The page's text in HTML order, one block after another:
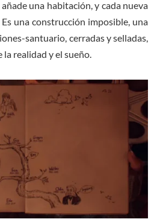
una habitación, y cada nueva
una construcción imposible, una
santuario, cerradas y selladas,
realidad y el sueño.